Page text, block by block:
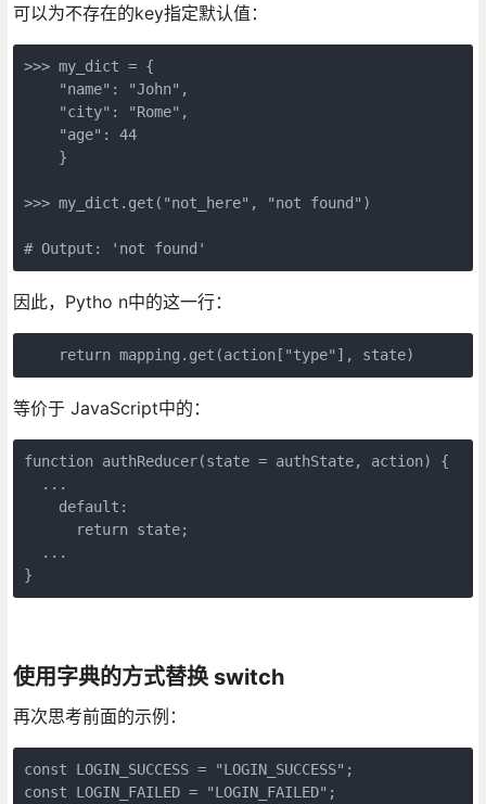
可以为不存在的key指定默认值：
>>> my_dict = {
    "name": "John",
    "city": "Rome",
    "age": 44
    }
>>> my_dict.get("not_here", "not found")
# Output: 'not found'
因此，Pytho n中的这一行：
    return mapping.get(action["type"], state)
等价于 JavaScript中的：
function authReducer(state = authState, action) {
  ...
    default:
      return state;
  ...
}
使用字典的方式替换 switch
再次思考前面的示例：
const LOGIN_SUCCESS = "LOGIN_SUCCESS";
const LOGIN_FAILED = "LOGIN_FAILED";